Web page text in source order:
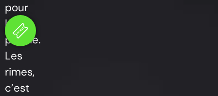
pour
la
poésie.
Les
rimes,
c’est